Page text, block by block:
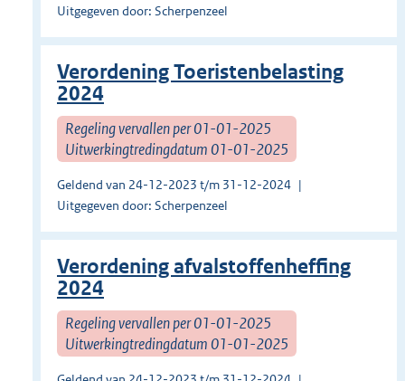
Uitgegeven door: Scherpenzeel
Verordening Toeristenbelasting
2024
Regeling vervallen per 01-01-2025
Uitwerkingtredingdatum 01-01-2025
Geldend van 24-12-2023 t/m 31-12-2024
Uitgegeven door: Scherpenzeel
Verordening afvalstoffenheffing
2024
Regeling vervallen per 01-01-2025
Uitwerkingtredingdatum 01-01-2025